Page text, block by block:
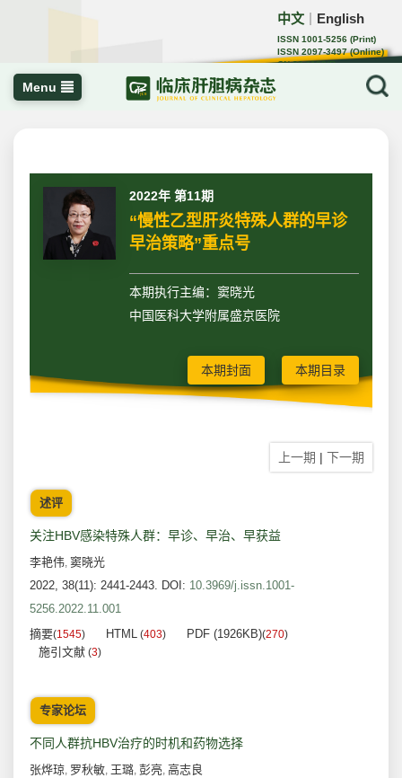
中文 English
ISSN 1001-5256 (Print)
ISSN 2097-3497 (Online)
CN 22-1108/R
Menu
2022年 第11期
“慢性乙型肝炎特殊人群的早诊
早治策略”重点号
本期执行主编：窦晓光
中国医科大学附属盛京医院
本期封面 本期目录
上一期 | 下一期
述评
关注HBV感染特殊人群：早诊、早治、早获益
李艳伟, 窦晓光
2022, 38(11): 2441-2443. DOI: 10.3969/j.issn.1001-
5256.2022.11.001
摘要(1545) HTML (403) PDF (1926KB)(270)
施引文献 (3)
专家论坛
不同人群抗HBV治疗的时机和药物选择
张烨琼, 罗秋敏, 王璐, 彭亮, 高志良